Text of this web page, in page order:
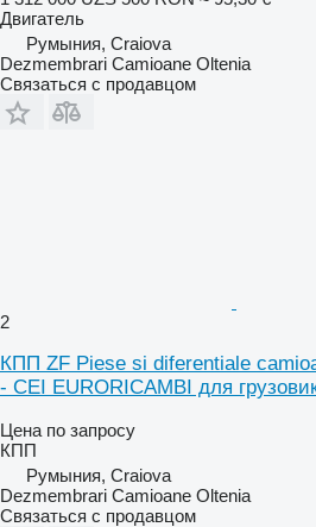
Двигатель
Румыния, Craiova
Dezmembrari Camioane Oltenia
Связаться с продавцом
2
КПП ZF Piese si diferentiale
- CEI EURORICAMBI для
Цена по запросу
КПП
Румыния, Craiova
Dezmembrari Camioane Oltenia
Связаться с продавцом